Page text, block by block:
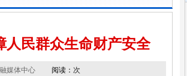
人民群众生命财产安全
媒体中心 阅读： 次